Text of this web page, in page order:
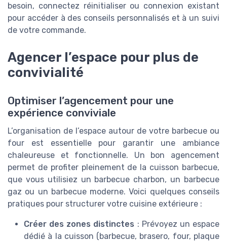
besoin, connectez réinitialiser ou connexion existant
pour accéder à des conseils personnalisés et à un suivi
de votre commande.
Agencer l’espace pour plus de
convivialité
Optimiser l’agencement pour une
expérience conviviale
L’organisation de l’espace autour de votre barbecue ou
four est essentielle pour garantir une ambiance
chaleureuse et fonctionnelle. Un bon agencement
permet de profiter pleinement de la cuisson barbecue,
que vous utilisiez un barbecue charbon, un barbecue
gaz ou un barbecue moderne. Voici quelques conseils
pratiques pour structurer votre cuisine extérieure :
Créer des zones distinctes : Prévoyez un espace
dédié à la cuisson (barbecue, brasero, four, plaque